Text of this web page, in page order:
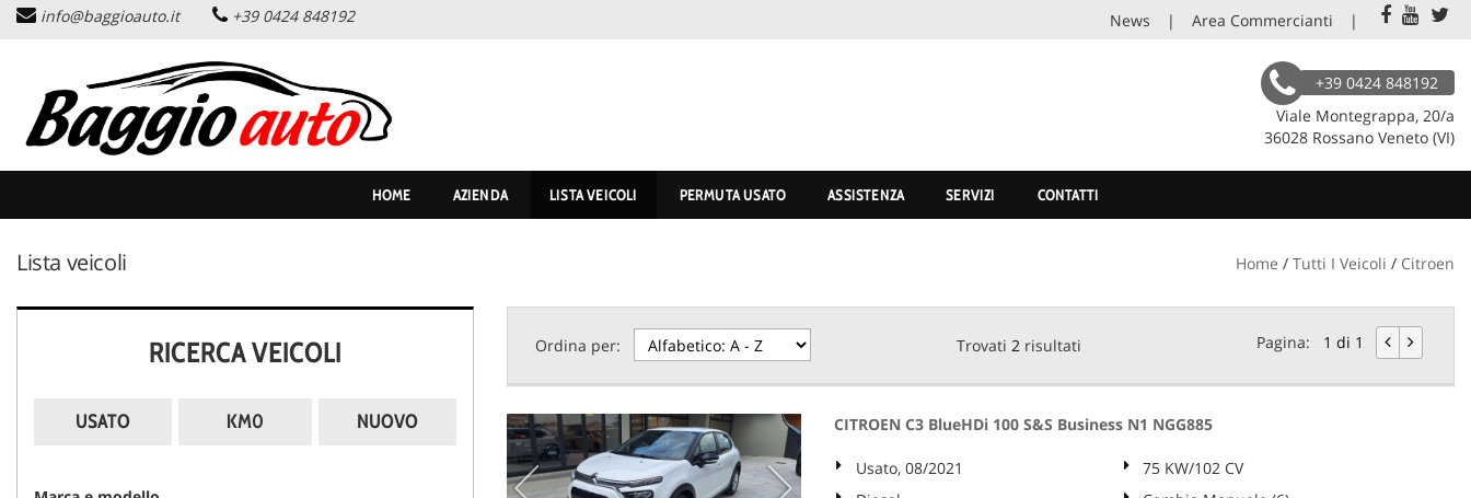
AZIENDA
LISTA VEICOLI
PERMUTA USATO
CONTATTI
info@baggioauto.it +39 0424 848192 News Area Commercianti
+39 0424 848192
Viale Montegrappa, 20/a
36028 Rossano Veneto (VI)
HOME AZIENDA LISTA VEICOLI PERMUTA USATO ASSISTENZA SERVIZI CONTATTI
Lista veicoli Home / Tutti I Veicoli / Citroen
RICERCA VEICOLI
USATO KM0 NUOVO
Ordina per: Trovati2 risultati Pagina: 1 di 1
CITROEN C3 BlueHDi 100 S&S Business N1 NGG885
Usato, 08/2021
75 KW/102 CV